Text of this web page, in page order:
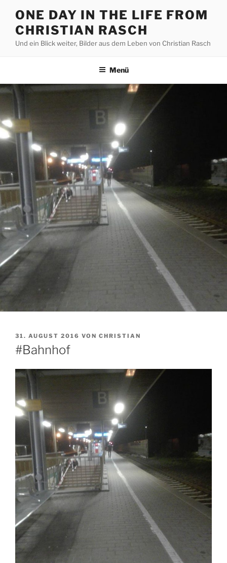
Inhalt
springen
ONE DAY IN THE LIFE FROM
CHRISTIAN RASCH
Und ein Blick weiter, Bilder aus dem Leben von Christian Rasch
Menü
VERÖFFENTLICHT
AM
31. AUGUST 2016 VON CHRISTIAN
#Bahnhof